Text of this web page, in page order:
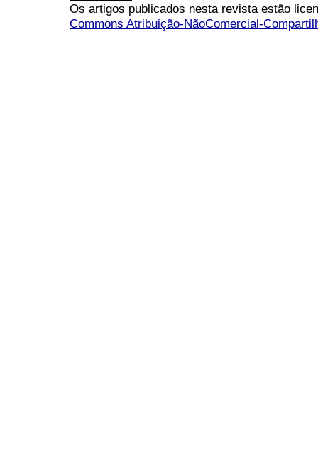
Os artigos publicados nesta revista estão
Commons Atribuição-NãoComercial-